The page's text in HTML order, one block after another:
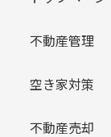
不動産管理
空き家対策
不動産売却